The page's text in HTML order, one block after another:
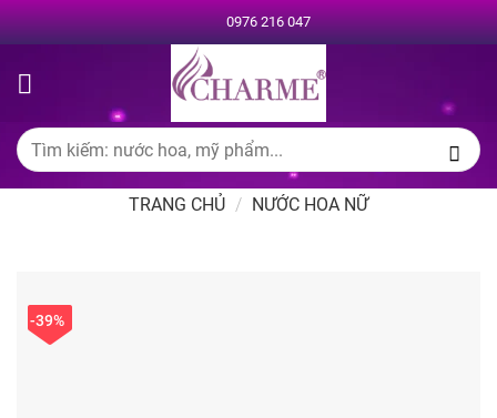
Chuyển
đến
dung
0976 216 047
Tìm
kiếm:
TRANG CHỦ / NƯỚC HOA NỮ
-39%